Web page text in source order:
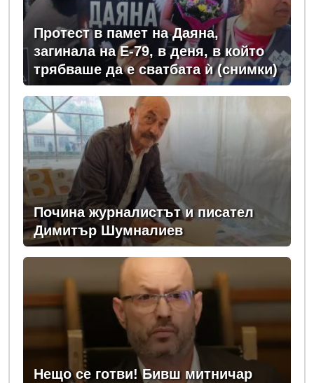
Протест в памет на Даяна,
загинала на Е-79, в деня, в който
трябваше да е сватбата ѝ (снимки)
Почина журналистът и писател
Димитър Шумналиев
Нещо се готви! Бивш митничар